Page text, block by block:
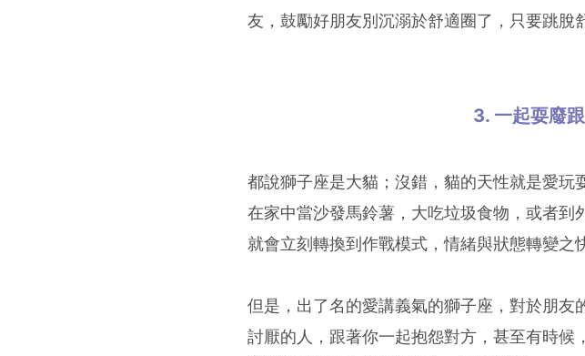
友，鼓勵好朋友別沉溺於舒適圈了，只要跳脫
3. 一起耍廢
都說獅子座是大貓；沒錯，貓的天性就是愛
在家中當沙發馬鈴薯，大吃垃圾食物，或者
就會立刻轉換到作戰模式，情緒與狀態轉變之
但是，出了名的愛講義氣的獅子座，對於朋
討厭的人，跟著你一起抱怨對方，甚至有時